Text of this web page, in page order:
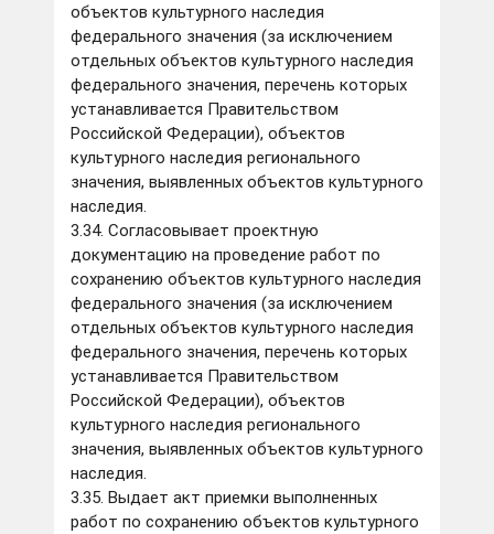
объектов культурного наследия
федерального значения (за исключением
отдельных объектов культурного наследия
федерального значения, перечень которых
устанавливается Правительством
Российской Федерации), объектов
культурного наследия регионального
значения, выявленных объектов культурного
наследия.
3.34. Согласовывает проектную
документацию на проведение работ по
сохранению объектов культурного наследия
федерального значения (за исключением
отдельных объектов культурного наследия
федерального значения, перечень которых
устанавливается Правительством
Российской Федерации), объектов
культурного наследия регионального
значения, выявленных объектов культурного
наследия.
3.35. Выдает акт приемки выполненных
работ по сохранению объектов культурного